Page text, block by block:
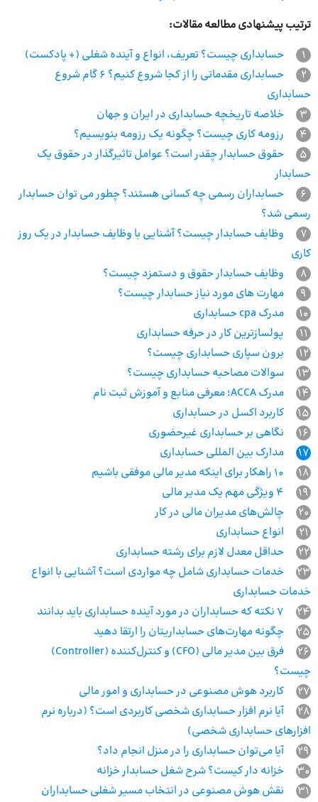
ترتیب پیشنهادی مطالعه مقالات:
1
حسابداری چیست؟ تعریف، انواع و آینده شغلی (+ پادکست)
2
حسابداری مقدماتی را از کجا شروع کنیم؟ 6 گام شروع
حسابداری
3
خلاصه تاریخچه حسابداری در ایران و جهان
4
رزومه کاری چیست؟ چگونه یک رزومه بنویسیم؟
5
حقوق حسابدار چقدر است؟ عوامل تاثیرگذار در حقوق یک
حسابدار
6
حسابداران رسمی چه کسانی هستند؟ چطور می توان حسابدار
رسمی شد؟
7
وظایف حسابدار چیست؟ آشنایی با وظایف حسابدار در یک روز
کاری
8
وظایف حسابدار حقوق و دستمزد چیست؟
9
مهارت های مورد نیاز حسابدار چیست؟
10
مدرک cpa حسابداری
11
پولسازترین کار در حرفه حسابداری
12
برون سپاری حسابداری چیست؟
13
سوالات مصاحبه حسابداری چیست؟
14
مدرک ACCA؛ معرفی منابع و آموزش ثبت نام
15
کاربرد اکسل در حسابداری
16
نگاهی بر حسابداری غیرحضوری
17
مدارک بین‌ المللی حسابداری
18
19
20
چالش‌های مدیران مالی در کار
21
انواع حسابداری
22
حداقل معدل لازم برای رشته حسابداری
23
خدمات حسابداری شامل چه مواردی است؟ آشنایی با انواع
خدمات حسابداری
24
25
چگونه مهارت‌های حسابداریتان را ارتقا دهید
26
فرق بین مدیر مالی (CFO) و کنترل‌کننده (Controller)
چیست؟
27
کاربرد هوش مصنوعی در حسابداری و امور مالی
28
آیا نرم افزار حسابداری شخصی کاربردی است؟ (درباره نرم
افزارهای حسابداری شخصی)
29
آیا می‌توان حسابداری را در منزل انجام داد؟
30
خزانه‌ دار کیست؟ شرح شغل حسابدار خزانه
31
نقش هوش مصنوعی در انتخاب مسیر شغلی حسابداران